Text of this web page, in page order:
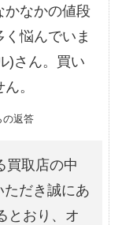
かなかの値段
悩んでいま
)さん。買い
。
の返答
取店の中
だき誠にあ
とおり、オ